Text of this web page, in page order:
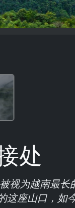
处
视为越南最长
这座山口，如